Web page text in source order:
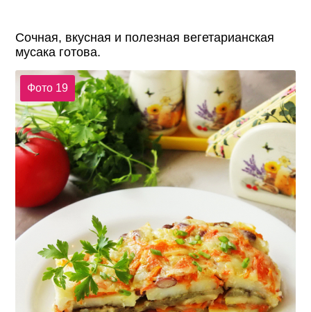
Сочная, вкусная и полезная вегетарианская
мусака готова.
Фото 19